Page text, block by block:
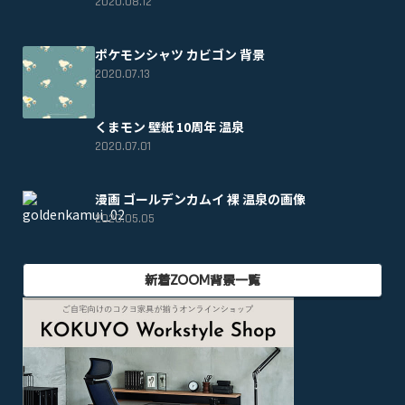
ポケモンシャツ カビゴン 背景
2020.07.13
くまモン 壁紙 10周年 温泉
2020.07.01
漫画 ゴールデンカムイ 裸 温泉の画像
2020.05.05
新着ZOOM背景一覧